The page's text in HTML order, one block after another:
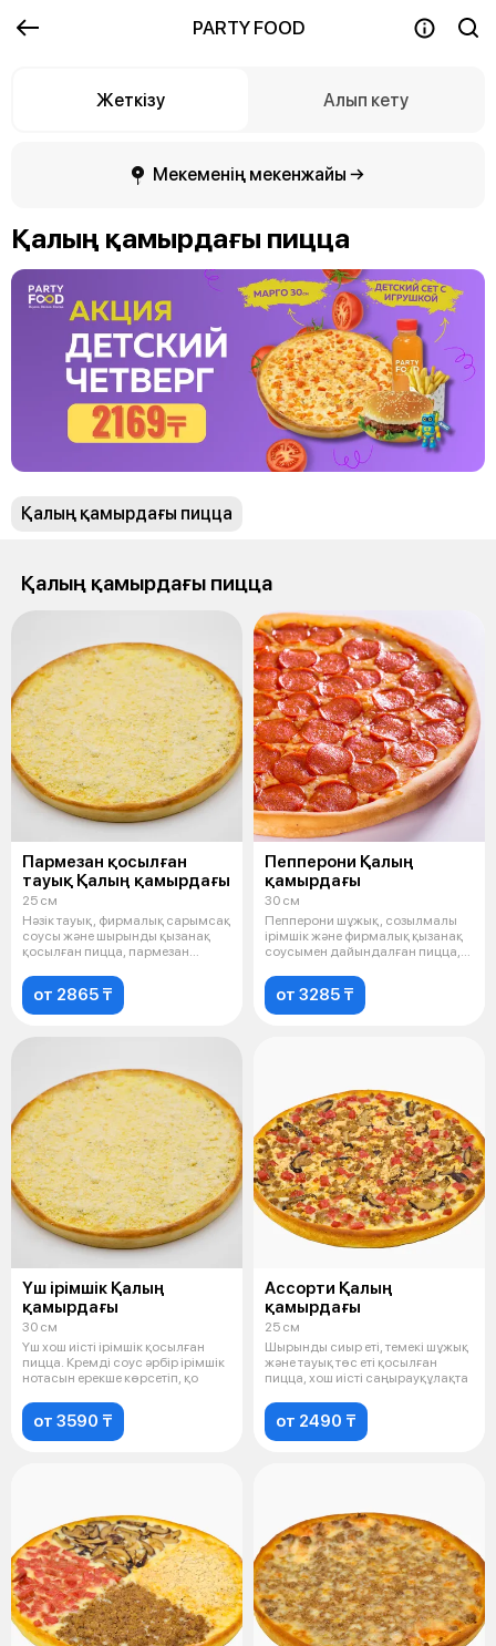
PARTY FOOD
Жеткізу Алып кету
Мекеменің мекенжайы →
Қалың қамырдағы пицца
Қалың қамырдағы пицца
Қалың қамырдағы пицца
Пармезан қосылған
тауық Қалың қамырдағы
25 см
Нәзік тауық, фирмалық сарымсақ
соусы және шырынды қызанақ
қосылған пицца, пармезан
от 2865 ₸
Пепперони Қалың
қамырдағы
30 см
Пепперони шұжық, созылмалы
ірімшік және фирмалық қызанақ
соусымен дайындалған пицца,
от 3285 ₸
Үш ірімшік Қалың
қамырдағы
30 см
Үш хош иісті ірімшік қосылған
пицца. Кремді соус әрбір ірімшік
нотасын ерекше көрсетіп, қо
от 3590 ₸
Ассорти Қалың
қамырдағы
25 см
Шырынды сиыр еті, темекі шұжық
және тауық төс еті қосылған
пицца, хош иісті саңырауқұлақта
от 2490 ₸